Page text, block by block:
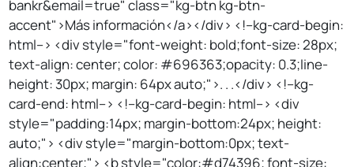
bankr&email=true" class="kg-btn kg-btn-
accent">Más información</a></div> <!--kg-card-begin:
html--> <div style="font-weight: bold;font-size: 28px;
text-align: center; color: #696363;opacity: 0.3;line-
height: 30px; margin: 64px auto;">. . .</div> <!--kg-
card-end: html--> <!--kg-card-begin: html--> <div
style="padding:14px; margin-bottom:24px; height:
auto;"> <div style="margin-bottom:0px; text-
align:center;"> <b style="color:#d74396; font-size: